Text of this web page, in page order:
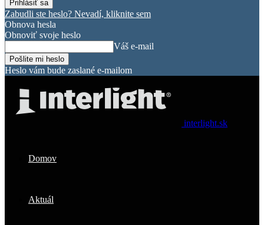
Zabudli ste heslo? Nevadí, kliknite sem
Obnova hesla
Obnoviť svoje heslo
Váš e-mail
Heslo vám bude zaslané e-mailom
interlight.sk
Domov
Aktuál